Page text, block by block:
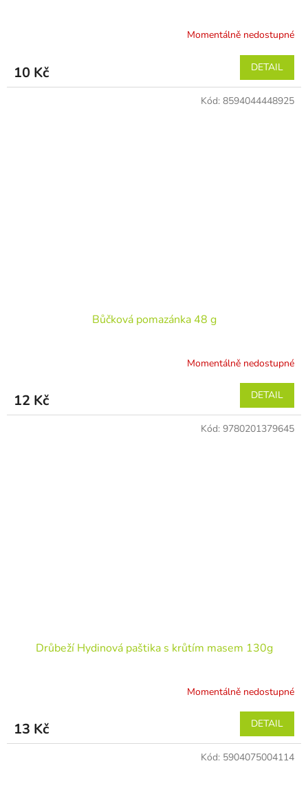
Momentálně nedostupné
10 Kč DETAIL
Bůčková pomazánka 48 g
Momentálně nedostupné
12 Kč DETAIL
Kód: 8594044448925
Drůbeží Hydinová paštika s krůtím masem 130g
Momentálně nedostupné
13 Kč DETAIL
Kód: 9780201379645
Kód: 5904075004114